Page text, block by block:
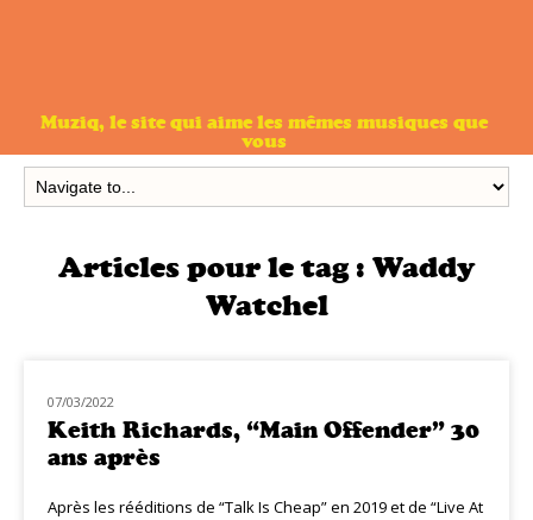
Muziq, le site qui aime les mêmes musiques que
vous
Articles pour le tag : Waddy
Watchel
CLASSIQ ROCK
07/03/2022
Keith Richards, “Main Offender” 30
ans après
Après les rééditions de “Talk Is Cheap” en 2019 et de “Live At